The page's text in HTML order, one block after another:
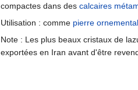
compactes dans des calcaires
Utilisation : comme pierre
Note : Les plus beaux cristaux de
exportées en Iran avant d'être